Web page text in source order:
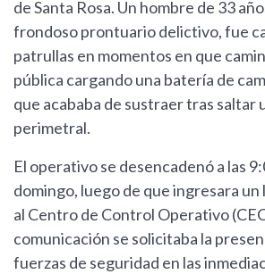
de Santa Rosa. Un hombre de 33
frondoso prontuario delictivo, fue
patrullas en momentos en que
pública cargando una batería de
que acababa de sustraer tras saltar
perimetral.
El operativo se desencadenó a las
domingo, luego de que ingresara un
al Centro de Control Operativo
comunicación se solicitaba la
fuerzas de seguridad en las